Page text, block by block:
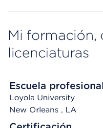
Mi formación,
licenciaturas
Escuela profesional
Loyola University
New Orleans , LA